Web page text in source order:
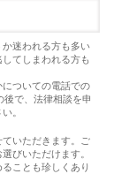
迷われる方も多い
てしまわれる方も
ついての電話での
後で、法律相談を申
。
いただきます。ご
びいただけます。
ことも珍しくあり